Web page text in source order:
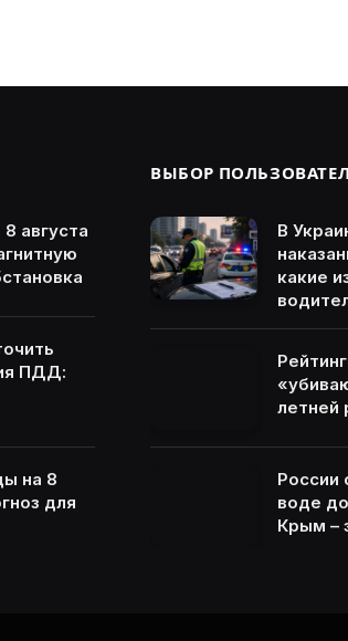
августа
ПДД:
на 8
для
ВЫБОР
В
какие
летней
России
воде
Крым –